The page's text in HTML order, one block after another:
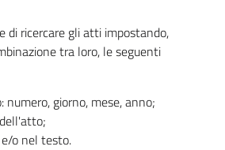
di ricercare gli atti impostando,
tra loro, le seguenti
giorno, mese, anno;
o nel testo.